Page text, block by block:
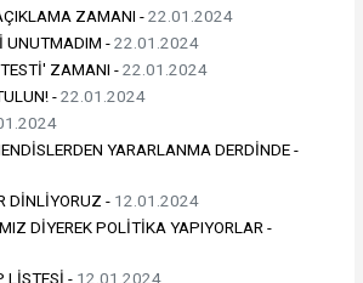
ZAMANI -22.01.2024
UNUTMADIM -22.01.2024
ZAMANI -22.01.2024
-22.01.2024
YARARLANMA DERDİNDE -
DİNLİYORUZ - 12.01.2024
DİYEREK POLİTİKA YAPIYORLAR -
LİSTESİ - 12.01.2024